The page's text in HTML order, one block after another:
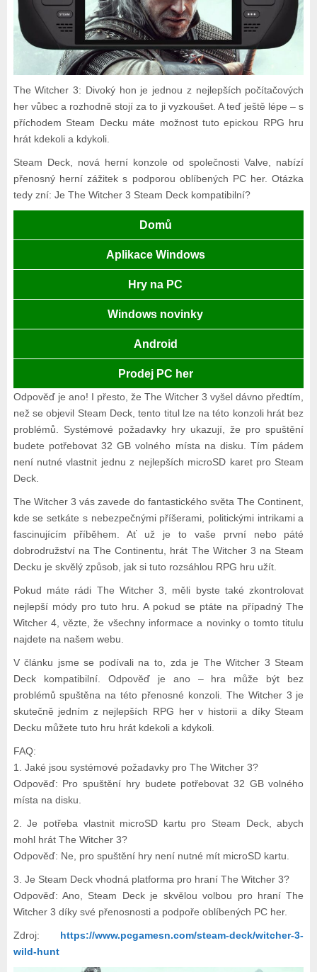
The Witcher 3: Divoký hon je jednou z nejlepších počítačových
her vůbec a rozhodně stojí za to ji vyzkoušet. A teď ještě lépe – s
příchodem Steam Decku máte možnost tuto epickou RPG hru
hrát kdekoli a kdykoli.
Steam Deck, nová herní konzole od společnosti Valve, nabízí
přenosný herní zážitek s podporou oblíbených PC her. Otázka
tedy zní: Je The Witcher 3 Steam Deck kompatibilní?
Domů
Aplikace Windows
Hry na PC
Windows novinky
Android
Prodej PC her
Odpověď je ano! I přesto, že The Witcher 3 vyšel dávno předtím,
než se objevil Steam Deck, tento titul lze na této konzoli hrát bez
problémů. Systémové požadavky hry ukazují, že pro spuštění
budete potřebovat 32 GB volného místa na disku. Tím pádem
není nutné vlastnit jednu z nejlepších microSD karet pro Steam
Deck.
The Witcher 3 vás zavede do fantastického světa The Continent,
kde se setkáte s nebezpečnými příšerami, politickými intrikami a
fascinujícím příběhem. Ať už je to vaše první nebo páté
dobrodružství na The Continentu, hrát The Witcher 3 na Steam
Decku je skvělý způsob, jak si tuto rozsáhlou RPG hru užít.
Pokud máte rádi The Witcher 3, měli byste také zkontrolovat
nejlepší módy pro tuto hru. A pokud se ptáte na případný The
Witcher 4, vězte, že všechny informace a novinky o tomto titulu
najdete na našem webu.
V článku jsme se podívali na to, zda je The Witcher 3 Steam
Deck kompatibilní. Odpověď je ano – hra může být bez
problémů spuštěna na této přenosné konzoli. The Witcher 3 je
skutečně jedním z nejlepších RPG her v historii a díky Steam
Decku můžete tuto hru hrát kdekoli a kdykoli.
FAQ:
1. Jaké jsou systémové požadavky pro The Witcher 3?
Odpověď: Pro spuštění hry budete potřebovat 32 GB volného
místa na disku.
2. Je potřeba vlastnit microSD kartu pro Steam Deck, abych
mohl hrát The Witcher 3?
Odpověď: Ne, pro spuštění hry není nutné mít microSD kartu.
3. Je Steam Deck vhodná platforma pro hraní The Witcher 3?
Odpověď: Ano, Steam Deck je skvělou volbou pro hraní The
Witcher 3 díky své přenosnosti a podpoře oblíbených PC her.
Zdroj: https://www.pcgamesn.com/steam-deck/witcher-3-
wild-hunt